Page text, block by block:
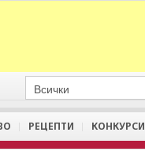
РЕЦЕПТИ КОНКУРСИ